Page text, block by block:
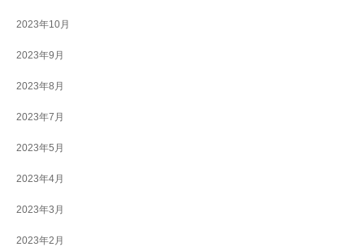
2023年10月
2023年9月
2023年8月
2023年7月
2023年5月
2023年4月
2023年3月
2023年2月